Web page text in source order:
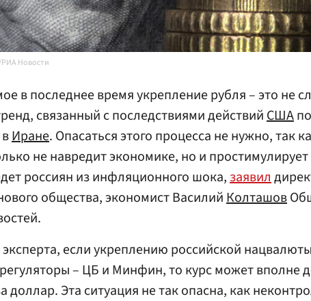
Новости
в последнее время укрепление рубля – это не
связанный с последствиями действийСША
Иране. Опасаться этого процесса не нужно, так
не навредит экономике, но и простимулирует
россиян из инфляционного шока,заявил
общества, экономист ВасилийКолташов
если укреплению российской
– ЦБ и Минфин, то курс может вполне
доллар. Эта ситуация не так опасна, как